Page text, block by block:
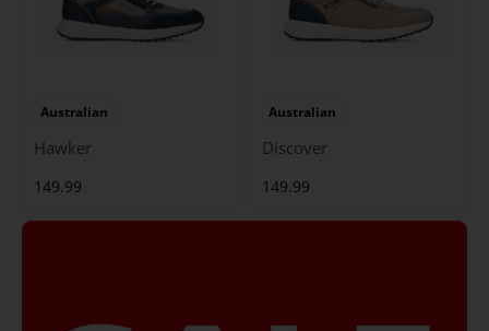
Australian
Hawker
149.99
Australian
Discover
149.99